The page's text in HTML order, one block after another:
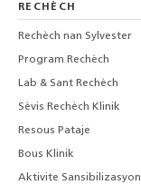
RECHÈCH
Rechèch nan Sylvester
Program Rechèch
Lab & Sant Rechèch
Sèvis Rechèch Klinik
Resous Pataje
Bous Klinik
Aktivite Sansibilizasyon